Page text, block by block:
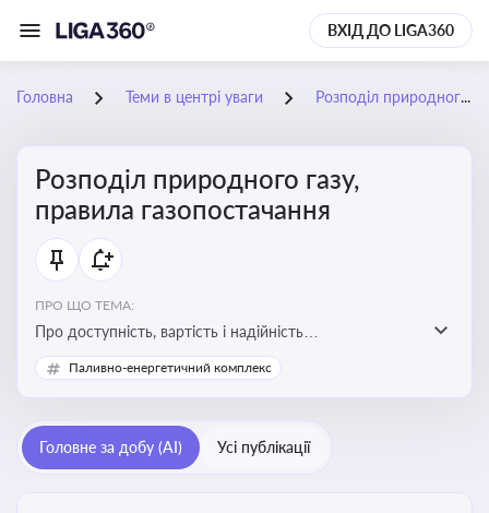
ВХІД ДО LIGA360
Головна Теми в центрі уваги Розподіл природного газу, правила газопостачання
Розподіл природного газу,
правила газопостачання
ПРО ЩО ТЕМА:
Про доступність, вартість і надійність
енергопостачання для бізнесу та вплив на економічну
стабільність
Паливно-енергетичний комплекс
Головне за добу (AI) Усі публікації